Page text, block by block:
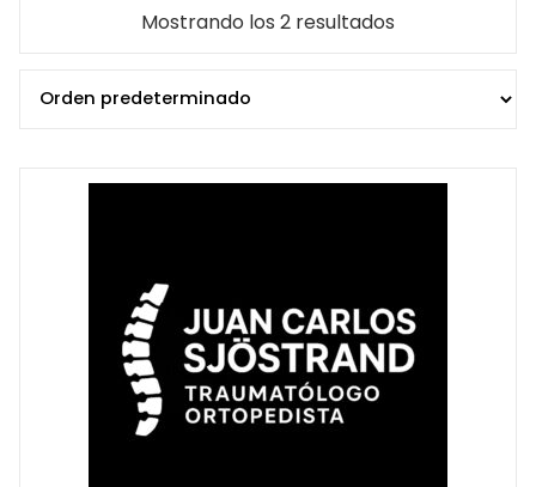
Mostrando los 2 resultados